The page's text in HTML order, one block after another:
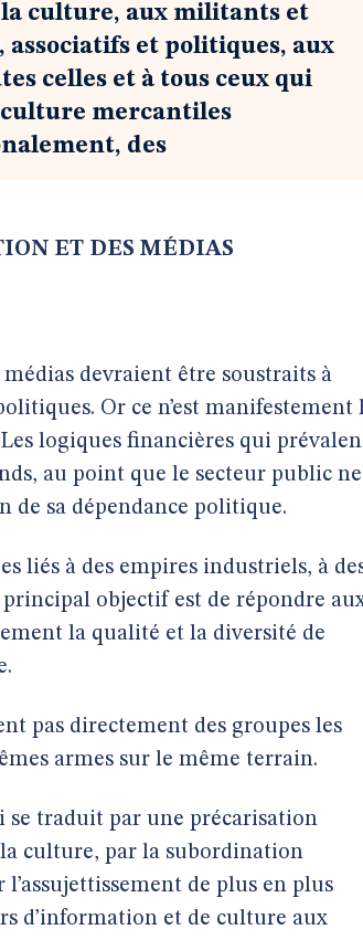
culture, aux militants et
associatifs et politiques, aux
celles et à tous ceux qui
mercantiles
des
ET DES MÉDIAS
devraient être soustraits à
Or ce n’est manifestement
logiques financières qui
au point que le secteur public ne
de sa dépendance politique.
liés à des empires industriels, à
objectif est de répondre
la qualité et la diversité de
pas directement des groupes les
armes sur le même terrain.
traduit par une précarisation
culture, par la subordination
de plus en plus
d’information et de culture aux